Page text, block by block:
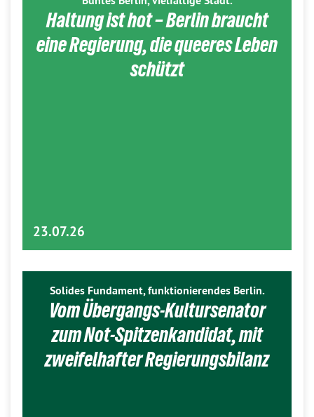
Haltung ist hot – Berlin braucht
eine Regierung, die queeres Leben
schützt
23.07.26
Solides Fundament, funktionierendes Berlin.
Vom Übergangs-Kultursenator
zum Not-Spitzenkandidat, mit
zweifelhafter Regierungsbilanz